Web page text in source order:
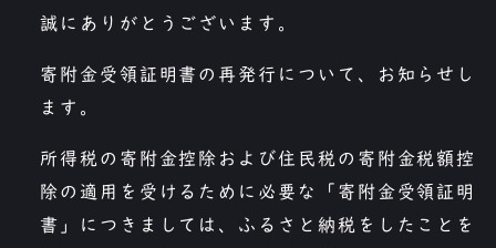
誠にありがとうございます。
寄附金受領証明書の再発行について、お知らせし
ます。
所得税の寄附金控除および住民税の寄附金税額控
除の適用を受けるために必要な「寄附金受領証明
書」につきましては、ふるさと納税をしたことを